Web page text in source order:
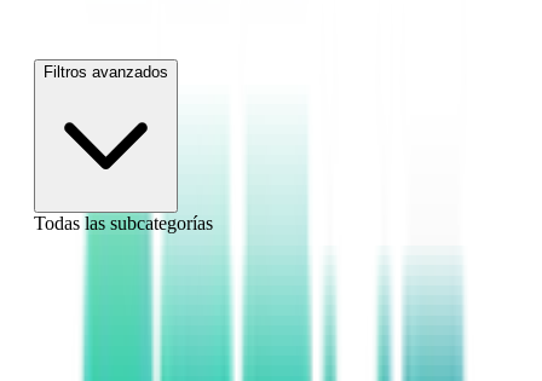
Filtros avanzados
Todas las subcategorías